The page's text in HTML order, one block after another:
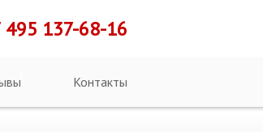
495 137-68-16
Контакты